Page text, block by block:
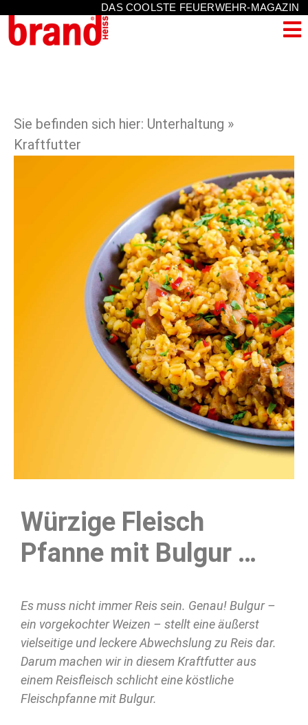
DAS COOLSTE FEUERWEHR-MAGAZIN
Sie befinden sich hier: Unterhaltung »
Kraftfutter
Würzige Fleisch
Pfanne mit Bulgur …
Es muss nicht immer Reis sein. Genau! Bulgur –
ein vorgekochter Weizen – stellt eine äußerst
vielseitige und leckere Abwechslung zu Reis dar.
Darum machen wir in diesem Kraftfutter aus
einem Reisfleisch schlicht eine köstliche
Fleischpfanne mit Bulgur.